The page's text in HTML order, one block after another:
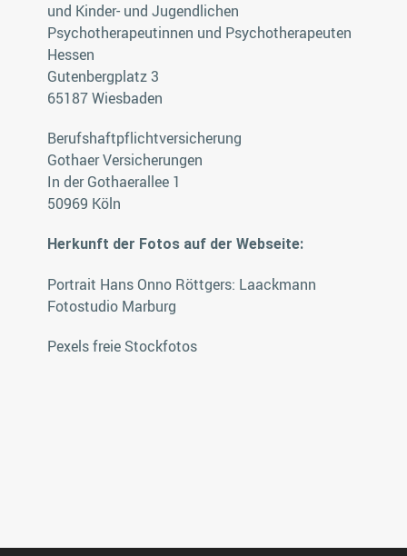
und Kinder- und Jugendlichen
Psychotherapeutinnen und Psychotherapeuten
Hessen
Gutenbergplatz 3
65187 Wiesbaden
Berufshaftpflichtversicherung
Gothaer Versicherungen
In der Gothaerallee 1
50969 Köln
Herkunft der Fotos auf der Webseite:
Portrait Hans Onno Röttgers: Laackmann
Fotostudio Marburg
Pexels freie Stockfotos